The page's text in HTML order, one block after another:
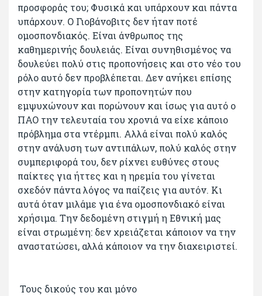
προσφοράς του; Φυσικά και υπάρχουν και πάντα
υπάρχουν. Ο Γιοβάνοβιτς δεν ήταν ποτέ
ομοσπονδιακός. Είναι άνθρωπος της
καθημερινής δουλειάς. Είναι συνηθισμένος να
δουλεύει πολύ στις προπονήσεις και στο νέο του
ρόλο αυτό δεν προβλέπεται. Δεν ανήκει επίσης
στην κατηγορία των προπονητών που
εμψυχώνουν και πορώνουν και ίσως για αυτό ο
ΠΑΟ την τελευταία του χρονιά να είχε κάποιο
πρόβλημα στα ντέρμπι. Αλλά είναι πολύ καλός
στην ανάλυση των αντιπάλων, πολύ καλός στην
συμπεριφορά του, δεν ρίχνει ευθύνες στους
παίκτες για ήττες και η ηρεμία του γίνεται
σχεδόν πάντα λόγος να παίζεις για αυτόν. Κι
αυτά όταν μιλάμε για ένα ομοσπονδιακό είναι
χρήσιμα. Την δεδομένη στιγμή η Εθνική μας
είναι στρωμένη: δεν χρειάζεται κάποιον να την
αναστατώσει, αλλά κάποιον να την διαχειριστεί.
Τους δικούς του και μόνο